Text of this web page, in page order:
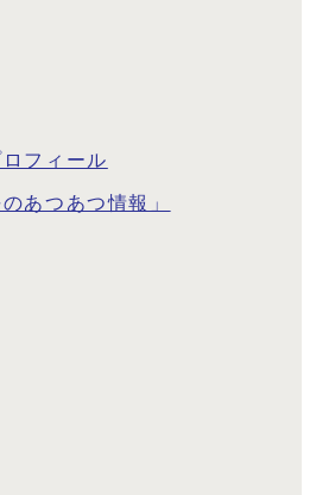
フィール
あつあつ情報」